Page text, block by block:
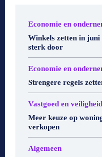
Economie en
Winkels zetten in
sterk door
Economie en
Strengere regels
Vastgoed en veiligheid
Meer keuze op
verkopen
Algemeen